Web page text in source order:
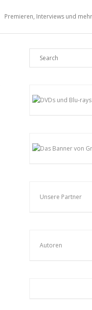
Premieren, Interviews und mehr
Unsere Partner
Autoren